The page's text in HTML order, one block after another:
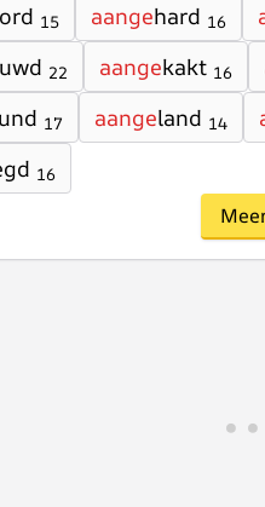
15 aangehard 16
22 aangekakt 16
17 aangeland 14
16